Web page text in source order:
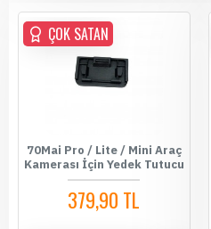
ÇOK SATAN
70Mai Pro / Lite / Mini Araç
Kamerası İçin Yedek Tutucu
379,90 TL